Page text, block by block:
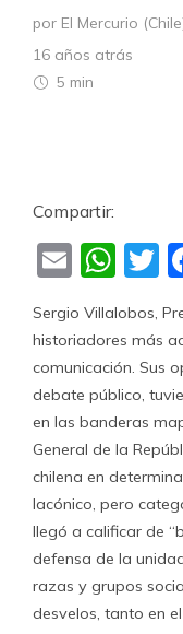
por El Mercurio
16 años atrás
5 min
Compartir:
Email
Sergio Villalobos,
historiadores más
comunicación. Sus
debate público,
en las banderas
General de la
chilena en
lacónico, pero
llegó a calificar de
defensa de la
razas y grupos
desvelos, tanto en